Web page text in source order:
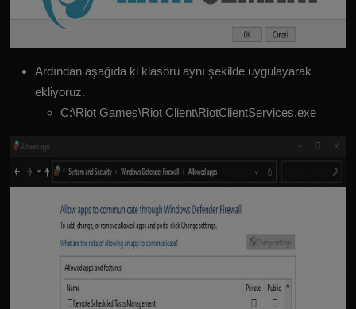
Ardından aşağıda ki klasörü aynı şekilde uygulayarak
ekliyoruz.
C:\Riot Games\Riot Client\RiotClientServices.exe